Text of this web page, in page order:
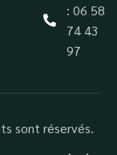
: 06 58
74 43
97
sont réservés.